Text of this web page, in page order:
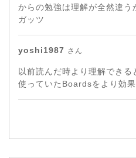
からの勉強は理解が全然違う
ガッツ
yoshi1987 さん
以前読んだ時より理解できる
使っていたBoardsをより効